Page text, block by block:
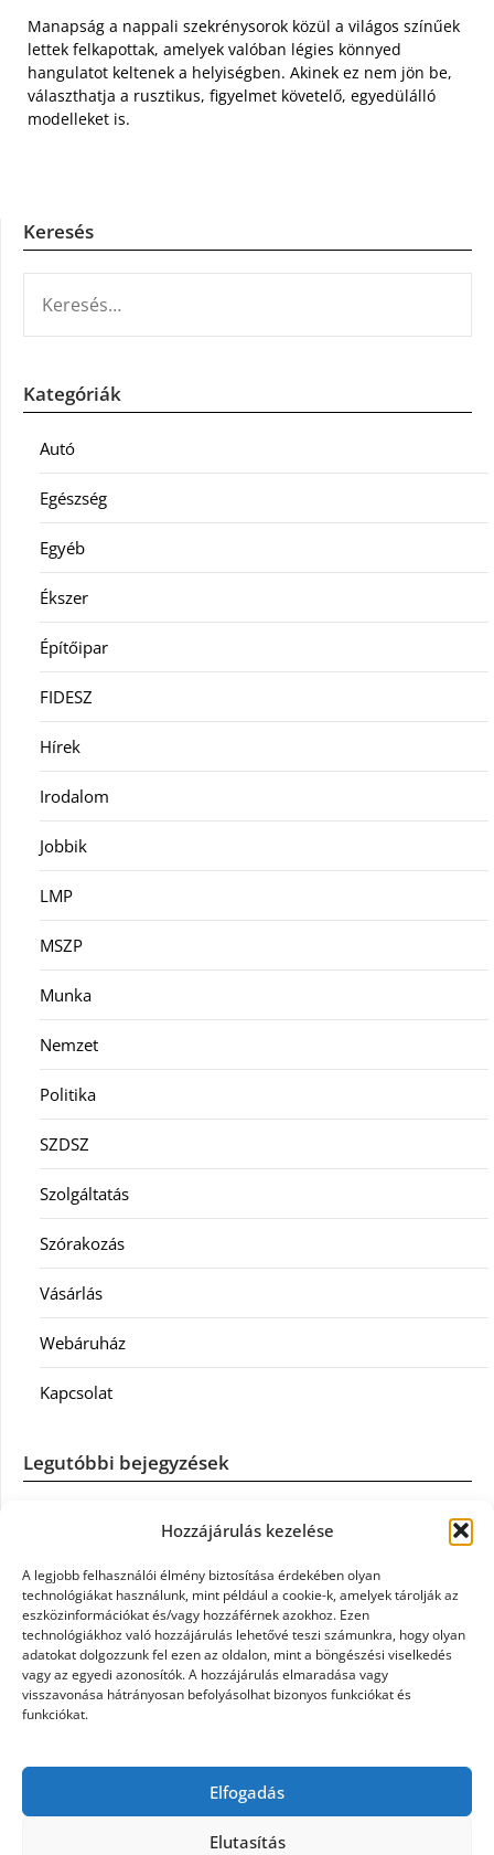
Hozzájárulás kezelése
A legjobb felhasználói élmény biztosítása érdekében olyan
technológiákat használunk, mint például a cookie-k, amelyek tárolják az
eszközinformációkat és/vagy hozzáférnek azokhoz. Ezen
technológiákhoz való hozzájárulás lehetővé teszi számunkra, hogy olyan
adatokat dolgozzunk fel ezen az oldalon, mint a böngészési viselkedés
vagy az egyedi azonosítók. A hozzájárulás elmaradása vagy
visszavonása hátrányosan befolyásolhat bizonyos funkciókat és
funkciókat.
Elfogadás
Elutasítás
Manapság a nappali szekrénysorok közül a világos színűek
lettek felkapottak, amelyek valóban légies könnyed
hangulatot keltenek a helyiségben. Akinek ez nem jön be,
választhatja a rusztikus, figyelmet követelő, egyedülálló
modelleket is.
Keresés
Kategóriák
Autó
Egészség
Egyéb
Ékszer
Építőipar
FIDESZ
Hírek
Irodalom
Jobbik
LMP
MSZP
Munka
Nemzet
Politika
SZDSZ
Szolgáltatás
Szórakozás
Vásárlás
Webáruház
Kapcsolat
Legutóbbi bejegyzések
Casco szélvédőcsere: mikor éri meg a biztosítást igénybe
Könyvelés: mikor érdemes könyvelőt váltani?
Szövetkezeti jog: miért elengedhetetlen a szakszerű jogi
háttér a biztonságos működéshez
Munkajogi ügyvéd: miért nem érdemes várni a jogi
Tüll anyag: elegancia és sokoldalúság a Szakatex
kínálatában